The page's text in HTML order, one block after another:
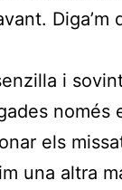
i
només
els
una altra